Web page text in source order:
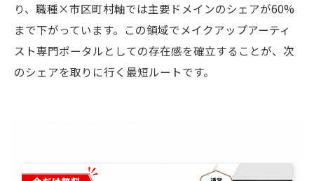
り、職種×市区町村軸では主要ドメインのシェアが60%
まで下がっています。この領域でメイクアップアーティ
スト専門ポータルとしての存在感を確立することが、次
のシェアを取りに行く最短ルートです。